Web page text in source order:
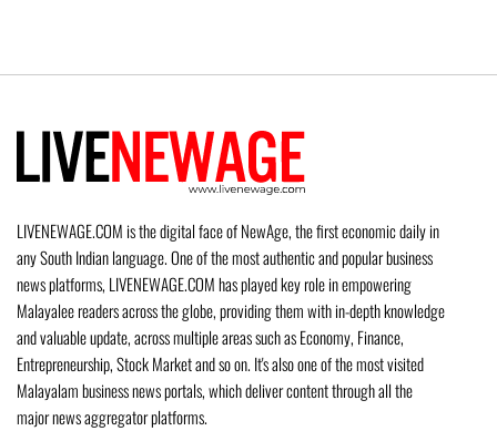
LIVENEWAGE.COM is the digital face of NewAge, the first economic daily in
any South Indian language. One of the most authentic and popular business
news platforms, LIVENEWAGE.COM has played key role in empowering
Malayalee readers across the globe, providing them with in-depth knowledge
and valuable update, across multiple areas such as Economy, Finance,
Entrepreneurship, Stock Market and so on. It's also one of the most visited
Malayalam business news portals, which deliver content through all the
major news aggregator platforms.